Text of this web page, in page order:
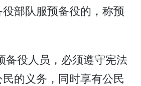
部队服预备役的，称预
备役人员，必须遵守宪法
的义务，同时享有公民